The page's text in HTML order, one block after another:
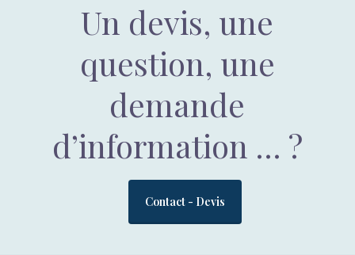
Un devis, une
question, une
demande
d’information … ?
Contact - Devis